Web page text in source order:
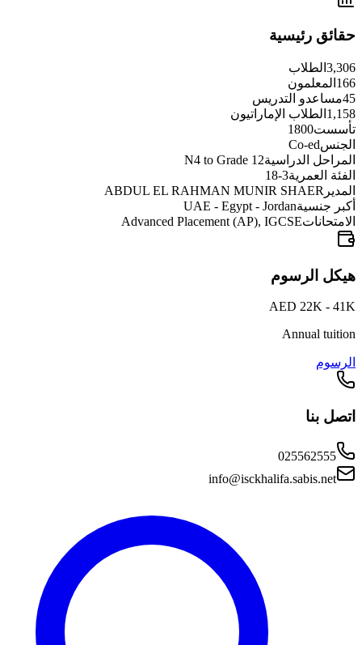
حقائق رئيسية
3,306 الطلاب
166 المعلمون
45مساعدو التدريس
1,158 الطلاب الإماراتيون
تأسست1800
الجنسCo-ed
المراحل الدراسيةN4 to Grade 12
الفئة العمرية3-18
المدير ABDUL EL RAHMAN MUNIR SHAER
أكبر جنسيةUAE - Egypt - Jordan
الامتحاناتAdvanced Placement (AP), IGCSE
هيكل الرسوم
AED 22K - 41K
Annual tuition
الرسوم
اتصل بنا
025562555
info@isckhalifa.sabis.net